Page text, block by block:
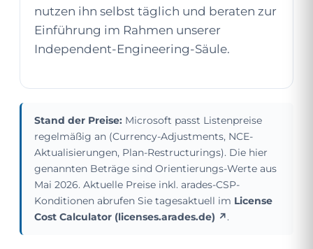
nutzen ihn selbst täglich und beraten zur
Einführung im Rahmen unserer
Independent-Engineering-Säule.
Stand der Preise: Microsoft passt Listenpreise
regelmäßig an (Currency-Adjustments, NCE-
Aktualisierungen, Plan-Restructurings). Die hier
genannten Beträge sind Orientierungs-Werte aus
Mai 2026. Aktuelle Preise inkl. arades-CSP-
Konditionen abrufen Sie tagesaktuell im License
Cost Calculator (licenses.arades.de) ↗.